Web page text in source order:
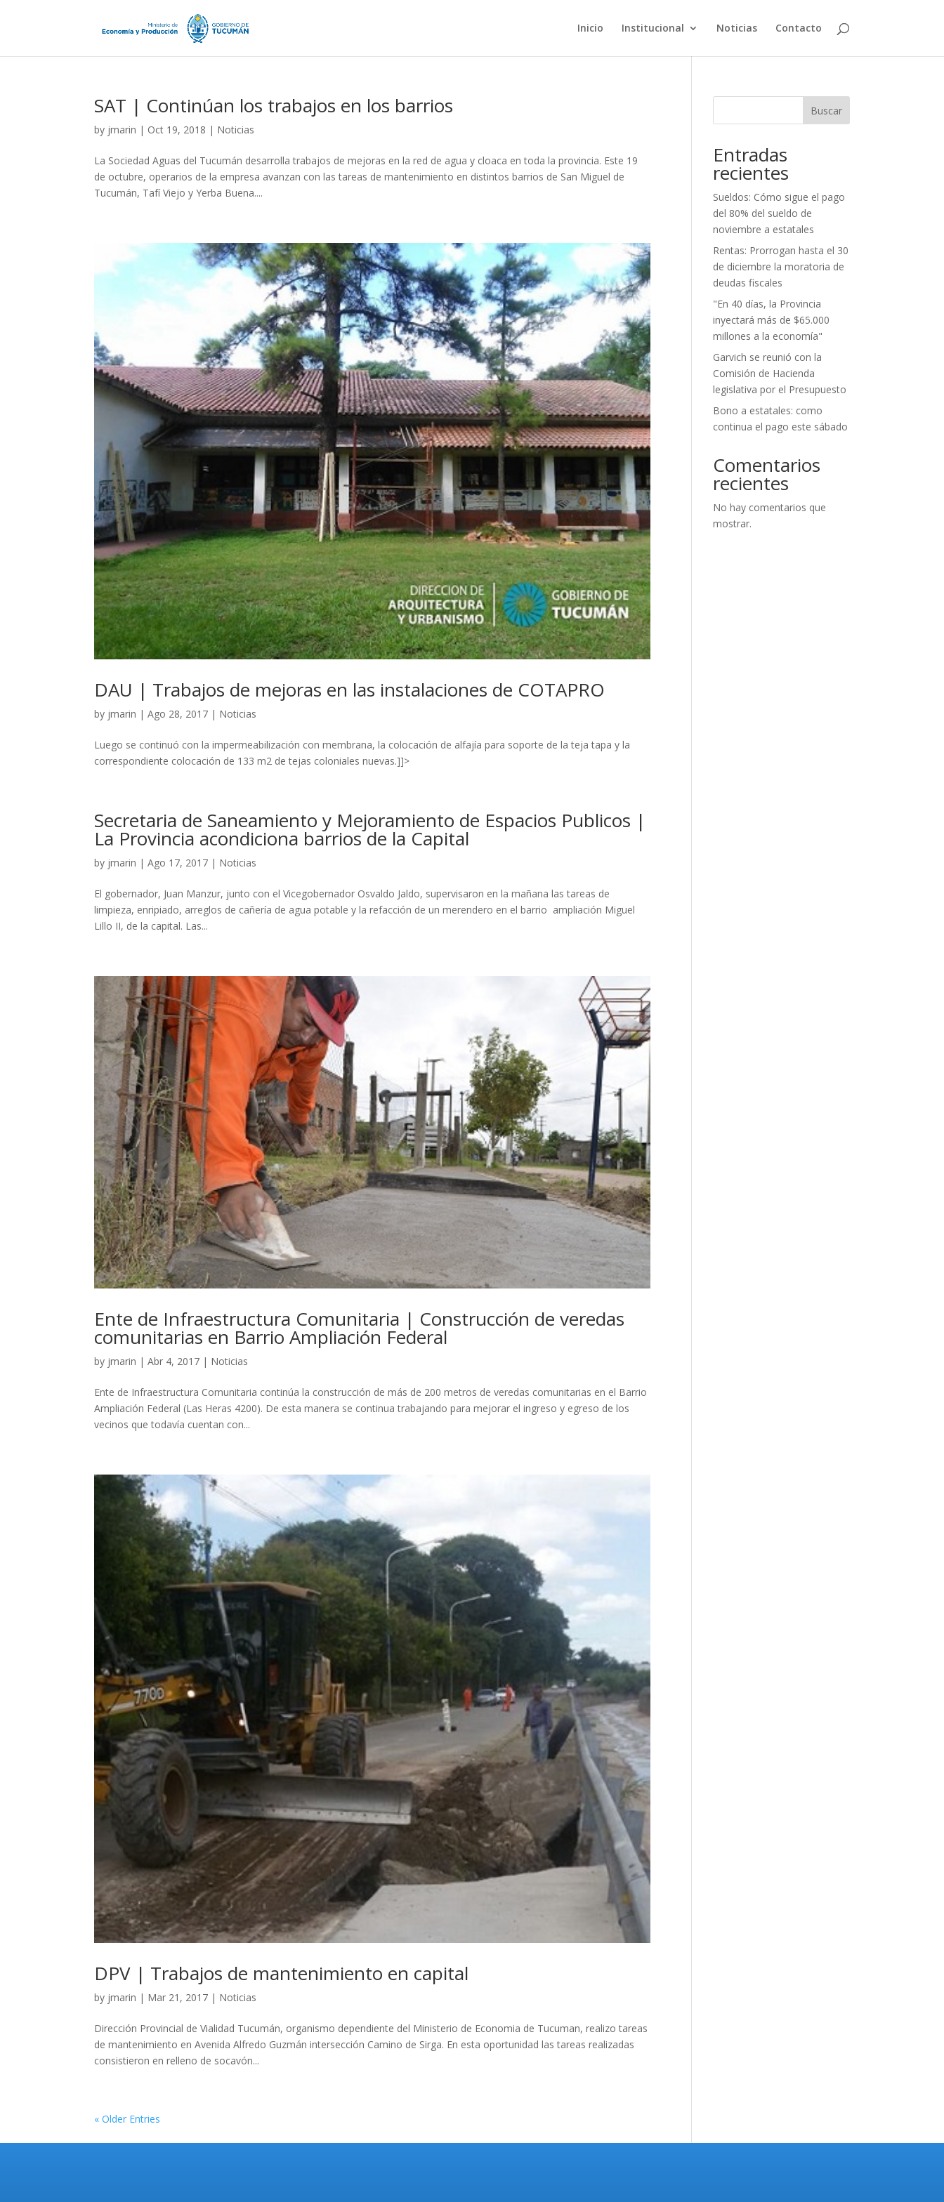
Inicio Institucional Noticias Contacto
SAT | Continúan los trabajos en los barrios
by jmarin | Oct 19, 2018 | Noticias
La Sociedad Aguas del Tucumán desarrolla trabajos de mejoras en la red de agua y cloaca en toda la provincia. Este 19
de octubre, operarios de la empresa avanzan con las tareas de mantenimiento en distintos barrios de San Miguel de
Tucumán, Tafí Viejo y Yerba Buena....
DAU | Trabajos de mejoras en las instalaciones de COTAPRO
by jmarin |Ago 28, 2017 | Noticias
Luego se continuó con la impermeabilización con membrana, la colocación de alfajía para soporte de la teja tapa y la
correspondiente colocación de 133 m2 de tejas coloniales nuevas.]]>
Secretaria de Saneamiento y Mejoramiento de Espacios Publicos |
La Provincia acondiciona barrios de la Capital
by jmarin |Ago 17, 2017 | Noticias
El gobernador, Juan Manzur, junto con el Vicegobernador Osvaldo Jaldo, supervisaron en la mañana las tareas de
limpieza, enripiado, arreglos de cañería de agua potable y la refacción de un merendero en el barrio ampliación Miguel
Lillo II, de la capital. Las...
Ente de Infraestructura Comunitaria | Construcción de veredas
comunitarias en Barrio Ampliación Federal
by jmarin |Abr 4, 2017 | Noticias
Ente de Infraestructura Comunitaria continúa la construcción de más de 200 metros de veredas comunitarias en el Barrio
Ampliación Federal (Las Heras 4200). De esta manera se continua trabajando para mejorar el ingreso y egreso de los
vecinos que todavía cuentan con...
DPV | Trabajos de mantenimiento en capital
by jmarin | Mar 21, 2017 | Noticias
Dirección Provincial de Vialidad Tucumán, organismo dependiente del Ministerio de Economia de Tucuman, realizo tareas
de mantenimiento en Avenida Alfredo Guzmán intersección Camino de Sirga. En esta oportunidad las tareas realizadas
consistieron en relleno de socavón...
« Older Entries
Buscar
Entradas
recientes
Sueldos: Cómo sigue el pago
del 80% del sueldo de
noviembre a estatales
Rentas: Prorrogan hasta el 30
de diciembre la moratoria de
deudas fiscales
"En 40 días, la Provincia
inyectará más de $65.000
millones a la economía"
Garvich se reunió con la
Comisión de Hacienda
legislativa por el Presupuesto
Bono a estatales: como
continua el pago este sábado
Comentarios
recientes
No hay comentarios que
mostrar.